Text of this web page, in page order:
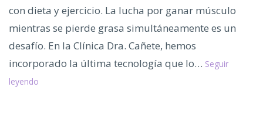
con dieta y ejercicio. La lucha por ganar músculo
mientras se pierde grasa simultáneamente es un
desafío. En la Clínica Dra. Cañete, hemos
incorporado la última tecnología que lo… Seguir
leyendo